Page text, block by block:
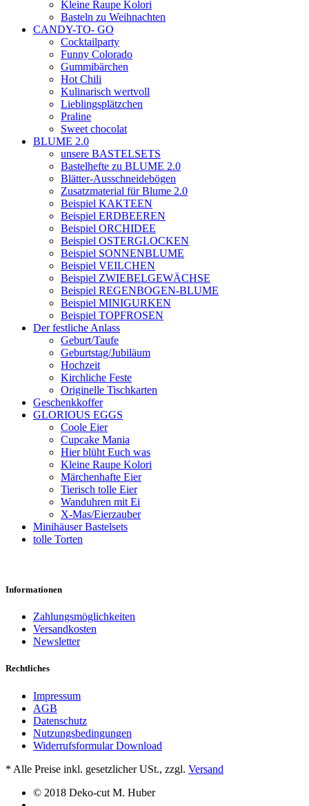
Kleine Raupe Kolori
Basteln zu Weihnachten
CANDY-TO- GO
Cocktailparty
Funny Colorado
Gummibärchen
Hot Chili
Kulinarisch wertvoll
Lieblingsplätzchen
Praline
Sweet chocolat
BLUME 2.0
unsere BASTELSETS
Bastelhefte zu BLUME 2.0
Blätter-Ausschneidebögen
Zusatzmaterial für Blume 2.0
Beispiel KAKTEEN
Beispiel ERDBEEREN
Beispiel ORCHIDEE
Beispiel OSTERGLOCKEN
Beispiel SONNENBLUME
Beispiel VEILCHEN
Beispiel ZWIEBELGEWÄCHSE
Beispiel REGENBOGEN-BLUME
Beispiel MINIGURKEN
Beispiel TOPFROSEN
Der festliche Anlass
Geburt/Taufe
Geburtstag/Jubiläum
Hochzeit
Kirchliche Feste
Originelle Tischkarten
Geschenkkoffer
GLORIOUS EGGS
Coole Eier
Cupcake Mania
Hier blüht Euch was
Kleine Raupe Kolori
Märchenhafte Eier
Tierisch tolle Eier
Wanduhren mit Ei
X-Mas/Eierzauber
Minihäuser Bastelsets
tolle Torten
Informationen
Zahlungsmöglichkeiten
Versandkosten
Newsletter
Rechtliches
Impressum
AGB
Datenschutz
Nutzungsbedingungen
Widerrufsformular Download
* Alle Preise inkl. gesetzlicher USt., zzgl. Versand
© 2018 Deko-cut M. Huber